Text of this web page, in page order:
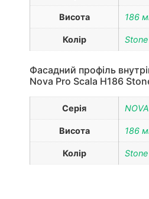
Висота 186
Колір Stone
Фасадний профіль
Nova Pro Scala H186
Серія
Висота 186
Колір Stone